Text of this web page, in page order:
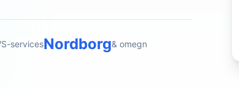
servicesNordborg& omegn